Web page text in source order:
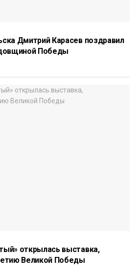
Дмитрий Карасев поздравил
Победы
открылась выставка,
Великой Победы